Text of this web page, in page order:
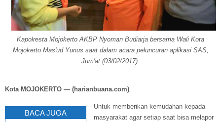
Kapolresta Mojokerto AKBP Nyoman Budiarja bersama Wali Kota
Mojokerto Mas'ud Yunus saat dalam acara peluncuran aplikasi SAS,
Jum'at (03/02/2017)
Kota MOJOKERTO — (harianbuana.com)
BACA JUGA
Untuk memberikan kemudahan kepada
masyarakat agar setiap saat bisa melapor